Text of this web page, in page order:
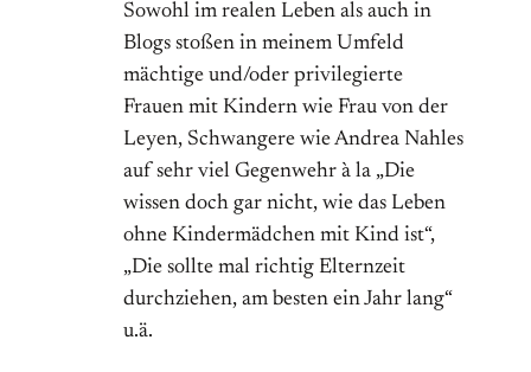
Sowohl im realen Leben als auch in
Blogs stoßen in meinem Umfeld
mächtige und/oder privilegierte
Frauen mit Kindern wie Frau von der
Leyen, Schwangere wie Andrea Nahles
auf sehr viel Gegenwehr à la „Die
wissen doch gar nicht, wie das Leben
ohne Kindermädchen mit Kind ist“,
„Die sollte mal richtig Elternzeit
durchziehen, am besten ein Jahr lang“
u.ä.